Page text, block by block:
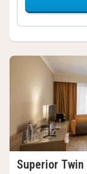
Superior Twin